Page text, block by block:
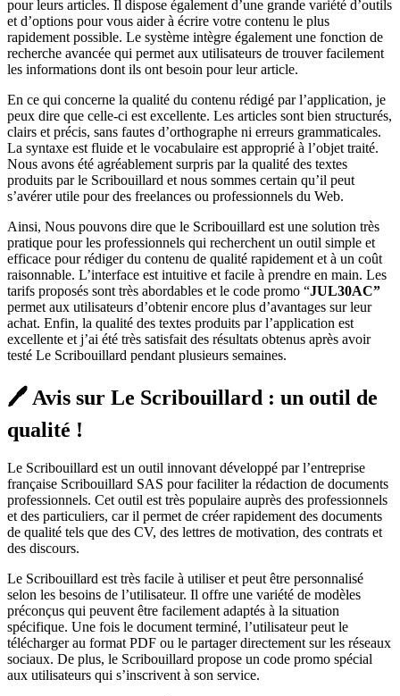
pour leurs articles. Il dispose également d’une grande variété d’outils
et d’options pour vous aider à écrire votre contenu le plus
rapidement possible. Le système intègre également une fonction de
recherche avancée qui permet aux utilisateurs de trouver facilement
les informations dont ils ont besoin pour leur article.
En ce qui concerne la qualité du contenu rédigé par l’application, je
peux dire que celle-ci est excellente. Les articles sont bien structurés,
clairs et précis, sans fautes d’orthographe ni erreurs grammaticales.
La syntaxe est fluide et le vocabulaire est approprié à l’objet traité.
Nous avons été agréablement surpris par la qualité des textes
produits par le Scribouillard et nous sommes certain qu’il peut
s’avérer utile pour des freelances ou professionnels du Web.
Ainsi, Nous pouvons dire que le Scribouillard est une solution très
pratique pour les professionnels qui recherchent un outil simple et
efficace pour rédiger du contenu de qualité rapidement et à un coût
raisonnable. L’interface est intuitive et facile à prendre en main. Les
tarifs proposés sont très abordables et le code promo “JUL30AC”
permet aux utilisateurs d’obtenir encore plus d’avantages sur leur
achat. Enfin, la qualité des textes produits par l’application est
excellente et j’ai été très satisfait des résultats obtenus après avoir
testé Le Scribouillard pendant plusieurs semaines.
🖊️ Avis sur Le Scribouillard : un outil de
qualité !
Le Scribouillard est un outil innovant développé par l’entreprise
française Scribouillard SAS pour faciliter la rédaction de documents
professionnels. Cet outil est très populaire auprès des professionnels
et des particuliers, car il permet de créer rapidement des documents
de qualité tels que des CV, des lettres de motivation, des contrats et
des discours.
Le Scribouillard est très facile à utiliser et peut être personnalisé
selon les besoins de l’utilisateur. Il offre une variété de modèles
préconçus qui peuvent être facilement adaptés à la situation
spécifique. Une fois le document terminé, l’utilisateur peut le
télécharger au format PDF ou le partager directement sur les réseaux
sociaux. De plus, le Scribouillard propose un code promo spécial
aux utilisateurs qui s’inscrivent à son service.